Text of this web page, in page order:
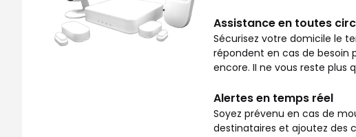
Assistance en toutes
Sécurisez votre domicile le
répondent en cas de besoin
encore. II ne vous reste plus
Alertes en temps réel
Soyez prévenu en cas de
destinataires et ajoutez des